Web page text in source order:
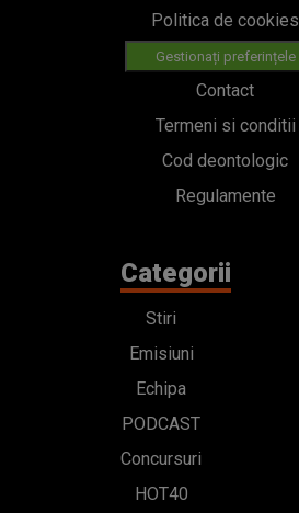
Politica de cookies
Gestionați preferințele
Contact
Termeni si conditii
Cod deontologic
Regulamente
Categorii
Stiri
Emisiuni
Echipa
PODCAST
Concursuri
HOT40